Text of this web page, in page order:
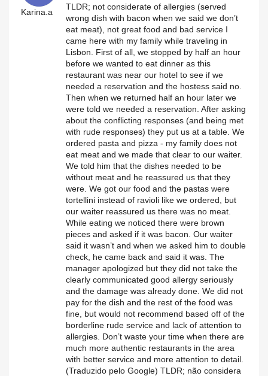
Karina.a
TLDR; not considerate of allergies (served
wrong dish with bacon when we said we don’t
eat meat), not great food and bad service I
came here with my family while traveling in
Lisbon. First of all, we stopped by half an hour
before we wanted to eat dinner as this
restaurant was near our hotel to see if we
needed a reservation and the hostess said no.
Then when we returned half an hour later we
were told we needed a reservation. After asking
about the conflicting responses (and being met
with rude responses) they put us at a table. We
ordered pasta and pizza - my family does not
eat meat and we made that clear to our waiter.
We told him that the dishes needed to be
without meat and he reassured us that they
were. We got our food and the pastas were
tortellini instead of ravioli like we ordered, but
our waiter reassured us there was no meat.
While eating we noticed there were brown
pieces and asked if it was bacon. Our waiter
said it wasn’t and when we asked him to double
check, he came back and said it was. The
manager apologized but they did not take the
clearly communicated good allergy seriously
and the damage was already done. We did not
pay for the dish and the rest of the food was
fine, but would not recommend based off of the
borderline rude service and lack of attention to
allergies. Don’t waste your time when there are
much more authentic restaurants in the area
with better service and more attention to detail.
(Traduzido pelo Google) TLDR; não considera